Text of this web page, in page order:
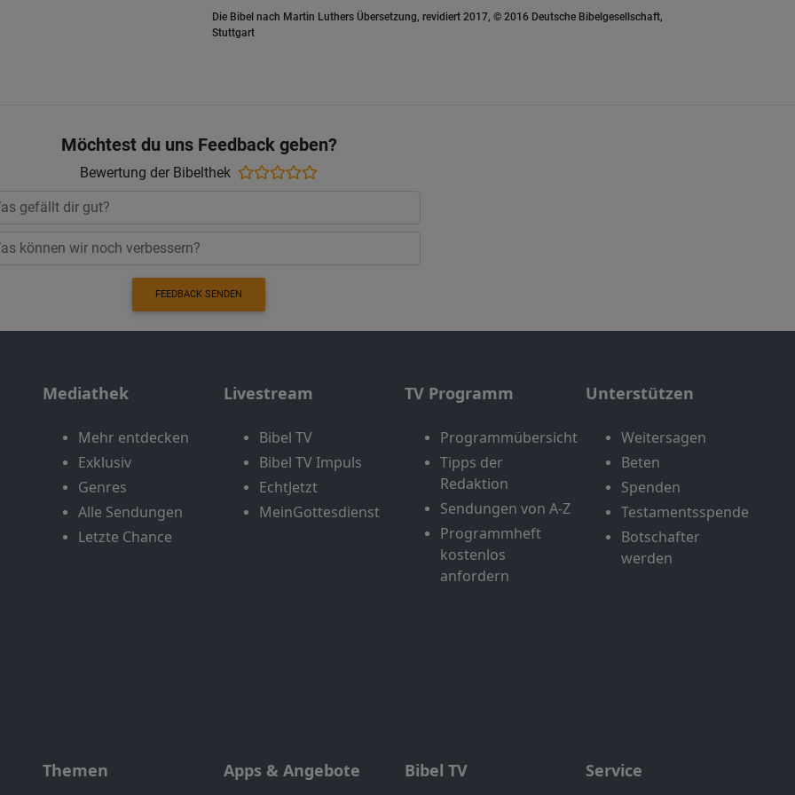
Die Bibel nach Martin Luthers Übersetzung, revidiert 2017, © 2016 Deutsche Bibelgesellschaft,
Stuttgart
Möchtest du uns Feedback geben?
Bewertung der Bibelthek
FEEDBACK SENDEN
Mediathek
Mehr entdecken
Exklusiv
Genres
Alle Sendungen
Letzte Chance
Livestream
Bibel TV
Bibel TV Impuls
EchtJetzt
MeinGottesdienst
TV Programm
Programmübersicht
Tipps der
Redaktion
Sendungen von A-Z
Programmheft
kostenlos
anfordern
Unterstützen
Weitersagen
Beten
Spenden
Testamentsspende
Botschafter
werden
Themen Apps & Angebote Bibel TV Service